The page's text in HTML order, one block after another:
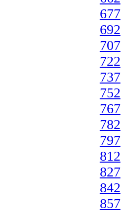
677
692
707
722
737
752
767
782
797
812
827
842
857